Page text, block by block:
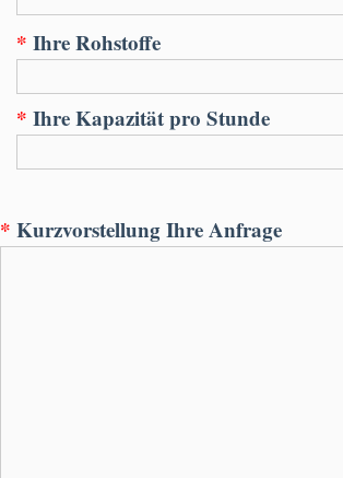
* Ihre Rohstoffe
* Ihre Kapazität pro Stunde
* Kurzvorstellung Ihre Anfrage